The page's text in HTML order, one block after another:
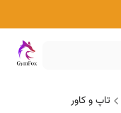
تاپ و کاور